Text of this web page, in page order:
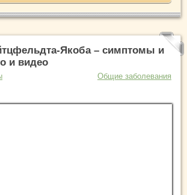
Якоба – симптомы и
и видео
Общие заболевания